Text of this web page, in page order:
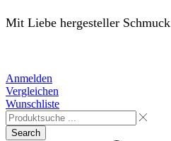
Mit Liebe hergesteller Schmuck
Anmelden
Vergleichen
Wunschliste
Search